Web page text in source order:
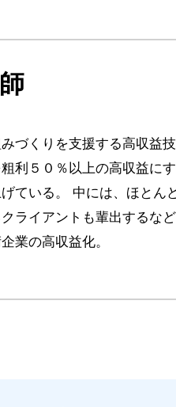
づくりを支援する高収益
利５０％以上の高収益に
ている。 中には、ほとん
ライアントも輩出するな
業の高収益化。